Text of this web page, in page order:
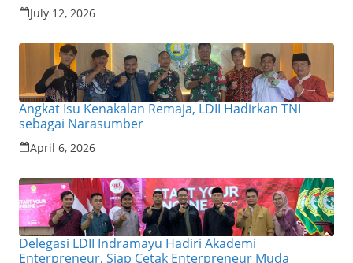
July 12, 2026
Angkat Isu Kenakalan Remaja, LDII Hadirkan TNI
sebagai Narasumber
April 6, 2026
Delegasi LDII Indramayu Hadiri Akademi
Enterpreneur, Siap Cetak Enterpreneur Muda